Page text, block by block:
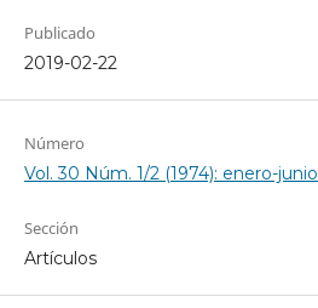
Publicado
2019-02-22
Número
Vol. 30 Núm. 1/2 (1974): enero-junio
Sección
Artículos